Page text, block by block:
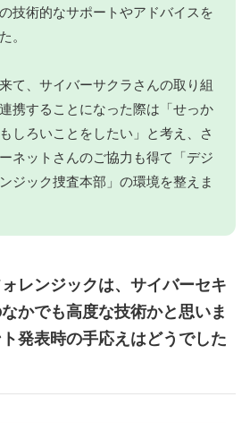
技術的なサポートやアドバイスを
。
て、サイバーサクラさんの取り組
携することになった際は「せっか
しろいことをしたい」と考え、さ
ネットさんのご協力も得て「デジ
ジック捜査本部」の環境を整えま
レンジックは、サイバーセキ
かでも高度な技術かと思いま
発表時の手応えはどうでした